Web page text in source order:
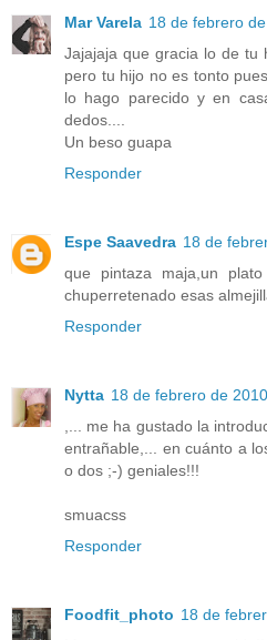
Mar Varela 18 de febrero
Jajajaja que gracia lo de tu
pero tu hijo no es tonto
lo hago parecido y en
dedos....
Un beso guapa
Responder
Espe Saavedra 18 de
que pintaza maja,un
chuperretenado esas
Responder
Nytta 18 de febrero de
,... me ha gustado la
entrañable,... en cuánto a
o dos ;-) geniales!!!
smuacss
Responder
Foodfit_photo 18 de